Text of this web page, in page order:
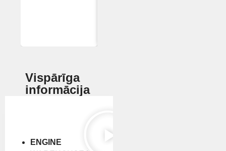
Vispārīga
informācija
ENGINE